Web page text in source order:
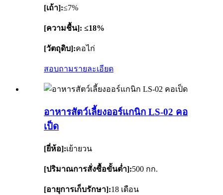
[เถ้า]:≤7%
[ความชื้น]: ≤18%
[วัตถุดิบ]:คอไก่
สอบถามรายละเอียด
อาหารสัตว์เลี้ยงออร์แกนิก LS-02 คอ
เป็ด
[ยี่ห้อ]:เย้ายวน
[ปริมาณการสั่งซื้อขั้นต่ำ]:500 กก.
[อายุการเก็บรักษา]:18 เดือน